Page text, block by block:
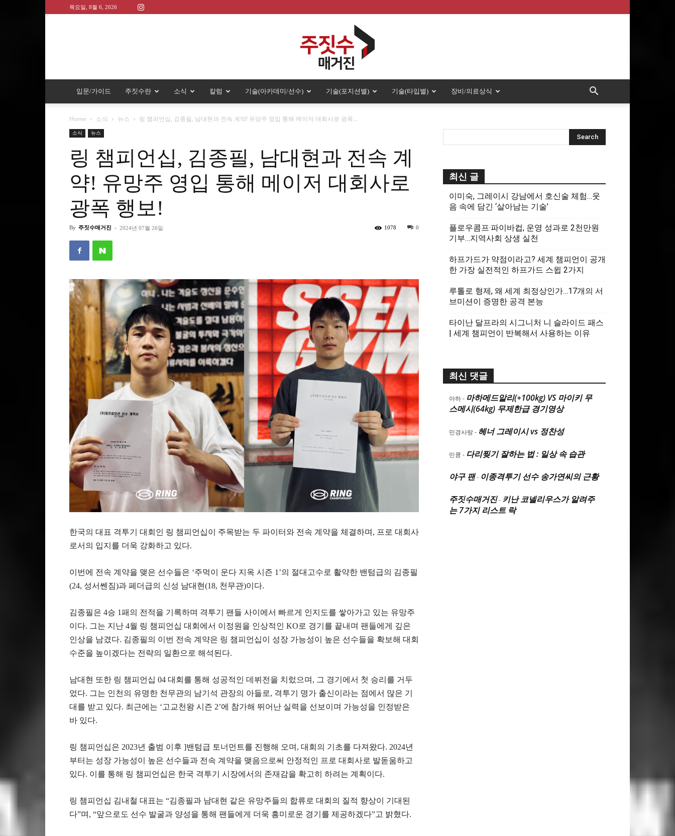
목요일, 8월 6, 2026
주
짓
매
거
입문/가이드 주짓수란 소식 칼럼 기술(아카데미/선수) 기술(포지션별) 기술(타입별) 장비/의료상식
Home 소식 뉴스 링 챔피언십, 김종필, 남대현과 전속 계약! 유망주 영입 통해 메이저 대회사로 광폭...
소식 뉴스
링 챔피언십, 김종필, 남대현과 전속 계
약! 유망주 영입 통해 메이저 대회사로
광폭 행보!
By 주짓수매거진 - 2024년 07월 26일 0
1078
한국의 대표 격투기 대회인 링 챔피언십이 주목받는 두 파이터와 전속 계약을 체결하며, 프로 대회사
로서의 입지를 더욱 강화하고 있다.
이번에 전속 계약을 맺은 선수들은 ‘주먹이 운다 지옥 시즌 1’의 절대고수로 활약한 밴텀급의 김종필
(24, 성서쎈짐)과 페더급의 신성 남대현(18, 천무관)이다.
김종필은 4승 1패의 전적을 기록하며 격투기 팬들 사이에서 빠르게 인지도를 쌓아가고 있는 유망주
이다. 그는 지난 4월 링 챔피언십 대회에서 이정원을 인상적인 KO로 경기를 끝내며 팬들에게 깊은
인상을 남겼다. 김종필의 이번 전속 계약은 링 챔피언십이 성장 가능성이 높은 선수들을 확보해 대회
수준을 높이겠다는 전략의 일환으로 해석된다.
남대현 또한 링 챔피언십 04 대회를 통해 성공적인 데뷔전을 치렀으며, 그 경기에서 첫 승리를 거두
었다. 그는 인천의 유명한 천무관의 남기석 관장의 아들로, 격투기 명가 출신이라는 점에서 많은 기
대를 받고 있다. 최근에는 ‘고교천왕 시즌 2’에 참가해 뛰어난 실력을 선보이며 가능성을 인정받은
바 있다.
링 챔피언십은 2023년 출범 이후 ]밴텀급 토너먼트를 진행해 오며, 대회의 기초를 다져왔다. 2024년
부터는 성장 가능성이 높은 선수들과 전속 계약을 맺음으로써 안정적인 프로 대회사로 발돋움하고
있다. 이를 통해 링 챔피언십은 한국 격투기 시장에서의 존재감을 확고히 하려는 계획이다.
링 챔피언십 김내철 대표는 “김종필과 남대현 같은 유망주들의 합류로 대회의 질적 향상이 기대된
다”며, “앞으로도 선수 발굴과 양성을 통해 팬들에게 더욱 흥미로운 경기를 제공하겠다”고 밝혔다.
최신 글
이미숙, 그레이시 강남에서 호신술 체험…웃
음 속에 담긴 ‘살아남는 기술’
플로우콤프·파이바컵, 운영 성과로 2천만원
기부…지역사회 상생 실천
하프가드가 약점이라고? 세계 챔피언이 공개
한 가장 실전적인 하프가드 스윕 2가지
루톨로 형제, 왜 세계 최정상인가…17개의 서
브미션이 증명한 공격 본능
타이난 달프라의 시그니처 니 슬라이드 패스
| 세계 챔피언이 반복해서 사용하는 이유
최신 댓글
아하- 마하메드알리(+100kg) VS 마이키 무
스메시(64kg) 무제한급 경기영상
민경사랑- 헤너 그레이시 vs 정찬성
민큥 - 다리찢기 잘하는 법 : 일상 속 습관
야구 팬- 이종격투기 선수 송가연씨의 근황
주짓수매거진- 키난 코넬리우스가 알려주
는 7가지 리스트 락